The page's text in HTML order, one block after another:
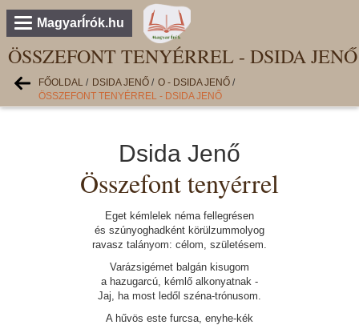
MagyarÍrók.hu
ÖSSZEFONT TENYÉRREL - DSIDA JENŐ
FŐOLDAL / DSIDA JENŐ / O - DSIDA JENŐ /
ÖSSZEFONT TENYÉRREL - DSIDA JENŐ
Dsida Jenő
Összefont tenyérrel
Eget kémlelek néma fellegrésen
és szúnyoghadként körülzummolyog
ravasz talányom: célom, születésem.
Varázsigémet balgán kisugom
a hazugarcú, kémlő alkonyatnak -
Jaj, ha most ledől széna-trónusom.
A hűvös este furcsa, enyhe-kék